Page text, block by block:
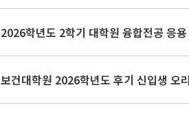
2026학년도 2학기 대학원 융합전공 응
보건대학원 2026학년도 후기 신입생 오